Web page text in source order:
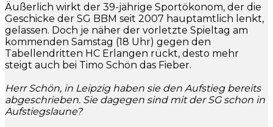
Äußerlich wirkt der 39-jährige Sportökonom, der die
Geschicke der SG BBM seit 2007 hauptamtlich lenkt,
gelassen. Doch je näher der vorletzte Spieltag am
kommenden Samstag (18 Uhr) gegen den
Tabellendritten HC Erlangen rückt, desto mehr
steigt auch bei Timo Schön das Fieber.
Herr Schön, in Leipzig haben sie den Aufstieg bereits
abgeschrieben. Sie dagegen sind mit der SG schon in
Aufstiegslaune?